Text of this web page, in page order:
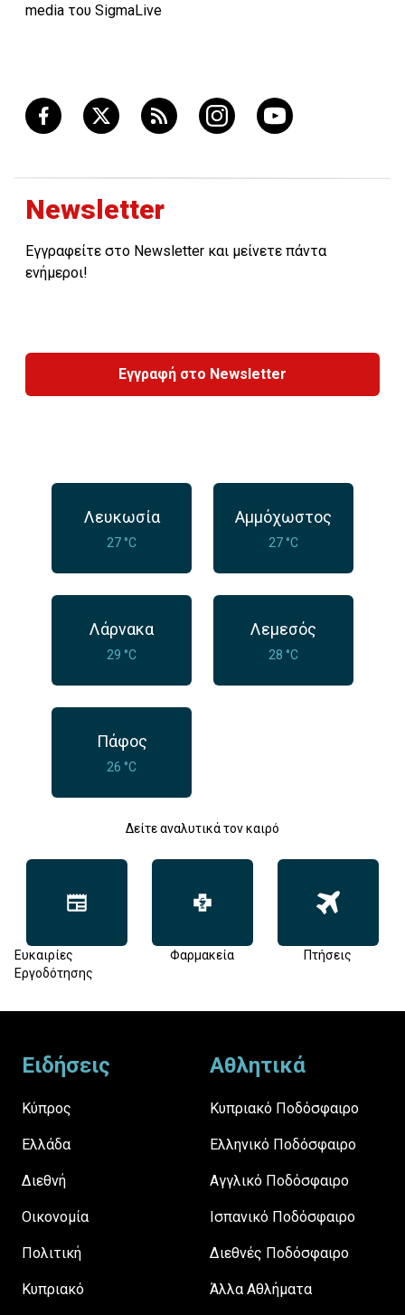
media του SigmaLive
Newsletter
Εγγραφείτε στο Newsletter και μείνετε πάντα
ενήμεροι!
Εγγραφή στο Newsletter
Λευκωσία
27 °C
Αμμόχωστος
27 °C
Λάρνακα
29 °C
Λεμεσός
28 °C
Πάφος
26 °C
Δείτε αναλυτικά τον καιρό
Ευκαιρίες
Εργοδότησης
Φαρμακεία Πτήσεις
Ειδήσεις
Κύπρος
Ελλάδα
Διεθνή
Οικονομία
Πολιτική
Κυπριακό
Αθλητικά
Κυπριακό Ποδόσφαιρο
Ελληνικό Ποδόσφαιρο
Αγγλικό Ποδόσφαιρο
Ισπανικό Ποδόσφαιρο
Διεθνές Ποδόσφαιρο
Άλλα Αθλήματα